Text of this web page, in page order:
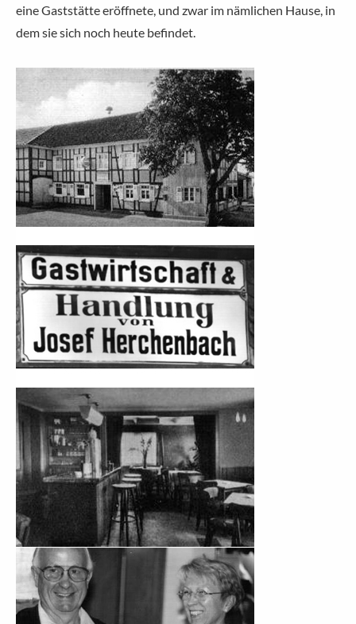
eine Gaststätte eröffnete, und zwar im nämlichen Hause, in
dem sie sich noch heute befindet.